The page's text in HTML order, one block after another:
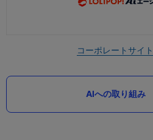
コーポレートサイト
AIへの取り組み